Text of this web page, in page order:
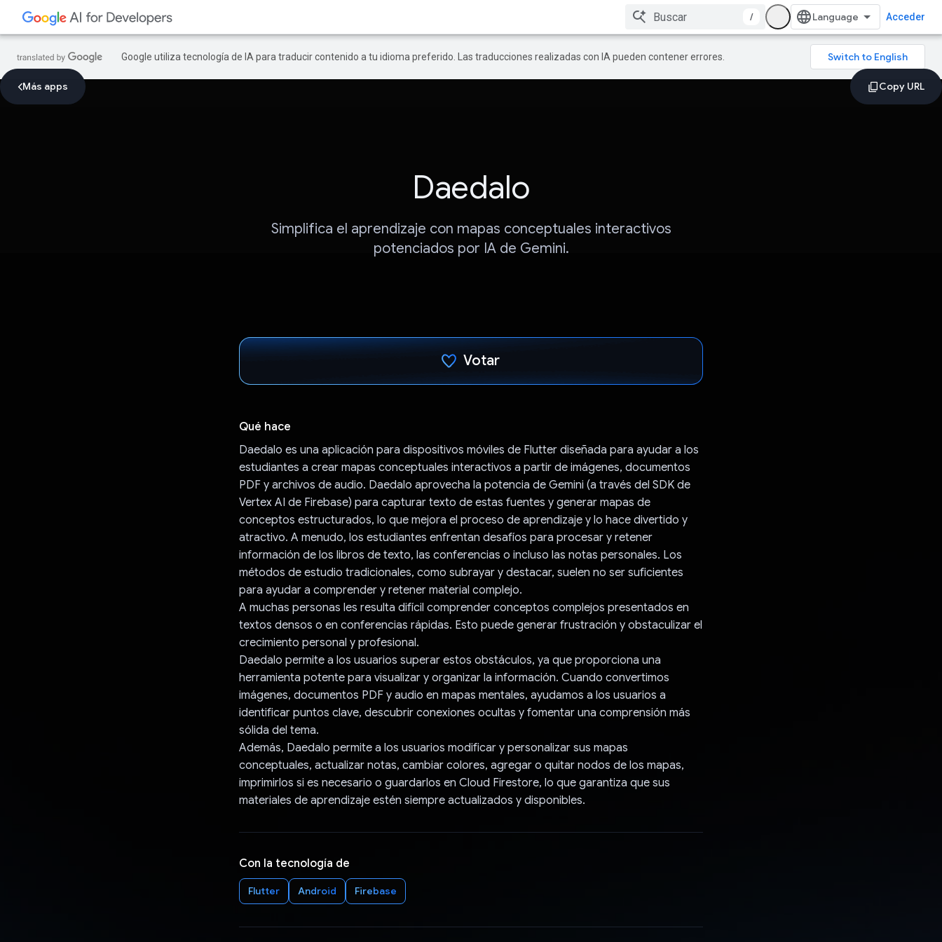
/ Acceder
Google utiliza tecnología de IA para traducir contenido a tu idioma preferido. Las traducciones realizadas con IA pueden contener errores.
Más apps
Daedalo
Simplifica el aprendizaje con mapas conceptuales interactivos
potenciados por IA de Gemini.
Votar
Qué hace
Daedalo es una aplicación para dispositivos móviles de Flutter diseñada para ayudar a los
estudiantes a crear mapas conceptuales interactivos a partir de imágenes, documentos
PDF y archivos de audio. Daedalo aprovecha la potencia de Gemini (a través del SDK de
Vertex AI de Firebase) para capturar texto de estas fuentes y generar mapas de
conceptos estructurados, lo que mejora el proceso de aprendizaje y lo hace divertido y
atractivo. A menudo, los estudiantes enfrentan desafíos para procesar y retener
información de los libros de texto, las conferencias o incluso las notas personales. Los
métodos de estudio tradicionales, como subrayar y destacar, suelen no ser suficientes
para ayudar a comprender y retener material complejo.
A muchas personas les resulta difícil comprender conceptos complejos presentados en
textos densos o en conferencias rápidas. Esto puede generar frustración y obstaculizar el
crecimiento personal y profesional.
Daedalo permite a los usuarios superar estos obstáculos, ya que proporciona una
herramienta potente para visualizar y organizar la información. Cuando convertimos
imágenes, documentos PDF y audio en mapas mentales, ayudamos a los usuarios a
identificar puntos clave, descubrir conexiones ocultas y fomentar una comprensión más
sólida del tema.
Además, Daedalo permite a los usuarios modificar y personalizar sus mapas
conceptuales, actualizar notas, cambiar colores, agregar o quitar nodos de los mapas,
imprimirlos si es necesario o guardarlos en Cloud Firestore, lo que garantiza que sus
materiales de aprendizaje estén siempre actualizados y disponibles.
Con la tecnología de
Flutter Android Firebase